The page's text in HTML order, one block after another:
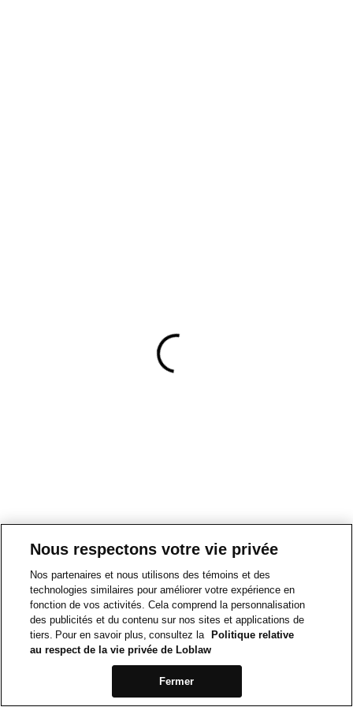
Nous respectons votre vie privée
Nos partenaires et nous utilisons des témoins et des
technologies similaires pour améliorer votre expérience en
fonction de vos activités. Cela comprend la personnalisation
des publicités et du contenu sur nos sites et applications de
tiers. Pour en savoir plus, consultez la
Politique relative
au respect de la vie privée de Loblaw
Fermer